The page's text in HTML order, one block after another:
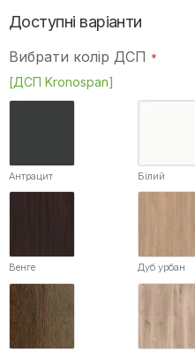
Доступні варіанти
Вибрати колір ДСП
[ДСП Kronospan]
Антрацит Білий
Венге Дуб урбан